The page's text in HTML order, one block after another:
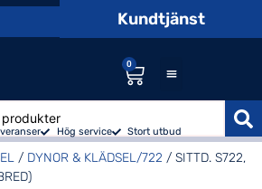
Kundtjänst
0
Hög service Stort utbud
/ DYNOR & KLÄDSEL/722 / SITTD. S722,